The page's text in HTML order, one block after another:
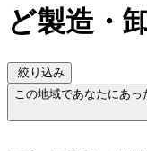
ど製造・
絞り込み
この地域であなたにあ